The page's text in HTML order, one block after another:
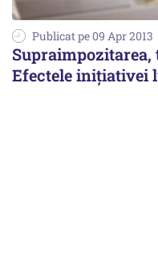
Publicat pe 09 Apr 2013
Supraimpozitarea,
Efectele inițiativei